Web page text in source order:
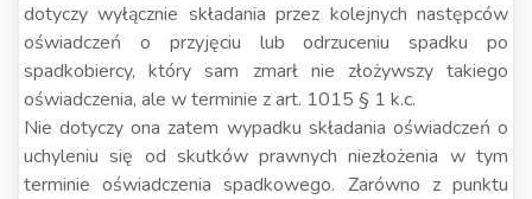
dotyczy wyłącznie składania przez kolejnych następców
oświadczeń o przyjęciu lub odrzuceniu spadku po
spadkobiercy, który sam zmarł nie złożywszy takiego
oświadczenia, ale w terminie z art. 1015 § 1 k.c.
Nie dotyczy ona zatem wypadku składania oświadczeń o
uchyleniu się od skutków prawnych niezłożenia w tym
terminie oświadczenia spadkowego. Zarówno z punktu